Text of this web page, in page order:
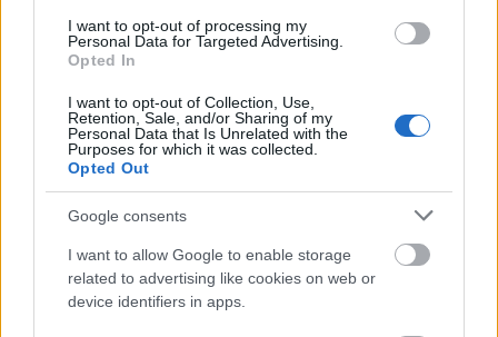
I want to opt-out of processing my
Personal Data for Targeted Advertising.
Opted In
I want to opt-out of Collection, Use,
Retention, Sale, and/or Sharing of my
Personal Data that Is Unrelated with the
Purposes for which it was collected.
Opted Out
Google consents
I want to allow Google to enable storage
related to advertising like cookies on web or
device identifiers in apps.